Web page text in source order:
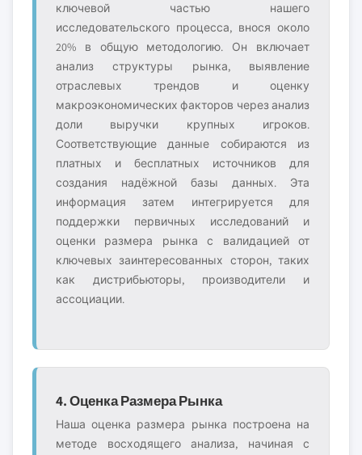
ключевой частью нашего
исследовательского процесса, внося около
20% в общую методологию. Он включает
анализ структуры рынка, выявление
отраслевых трендов и оценку
макроэкономических факторов через анализ
доли выручки крупных игроков.
Соответствующие данные собираются из
платных и бесплатных источников для
создания надёжной базы данных. Эта
информация затем интегрируется для
поддержки первичных исследований и
оценки размера рынка с валидацией от
ключевых заинтересованных сторон, таких
как дистрибьюторы, производители и
ассоциации.
4. Оценка Размера Рынка
Наша оценка размера рынка построена на
методе восходящего анализа, начиная с